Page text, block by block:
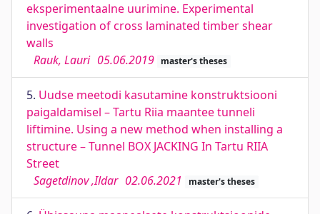
eksperimentaalne uurimine. Experimental
investigation of cross laminated timber shear
walls
Rauk, Lauri 05.06.2019 master's theses
5. Uudse meetodi kasutamine konstruktsiooni
paigaldamisel – Tartu Riia maantee tunneli
liftimine. Using a new method when installing a
structure – Tunnel BOX JACKING In Tartu RIIA
Street
Sagetdinov ,Ildar 02.06.2021 master's theses